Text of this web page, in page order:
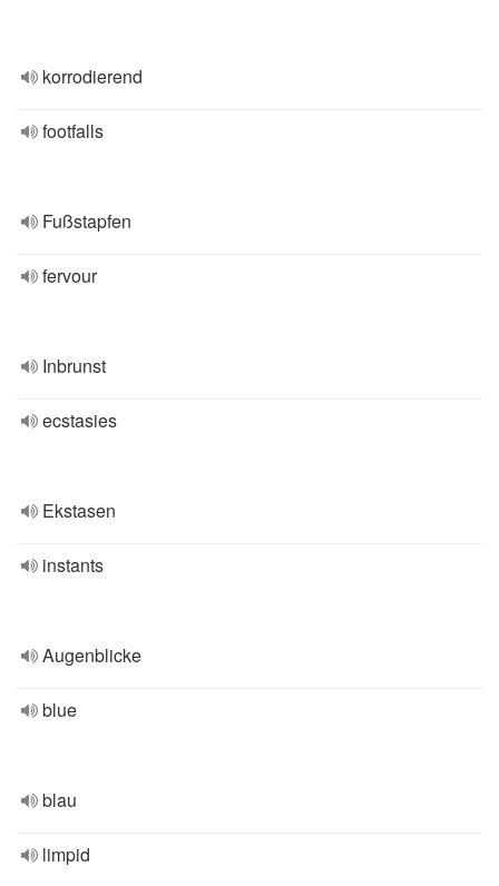
korrodierend
footfalls
Fußstapfen
fervour
Inbrunst
ecstasies
Ekstasen
instants
Augenblicke
blue
blau
limpid